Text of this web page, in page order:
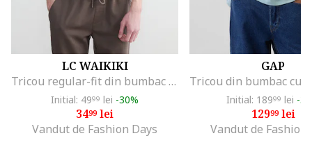
LC WAIKIKI
Tricou regular-fit din bumbac cu imprimeu grafic, Bej deschis
Initial: 4999 lei -30%
3499lei
Vandut de Fashion Days
GAP
Initial: 18999 lei -
12999lei
Vandut de Fashion